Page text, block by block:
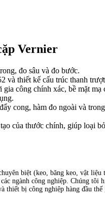
Vernier
đo sâu và đo bước.
và thiết kế cấu trúc thanh
công chính xác, bề mặt mạ
cong, hàm đo ngoài và
của thước chính, giúp loại
biệt (keo, băng keo, vật
ngành công nghiệp. Chúng tôi
thiết bị công nghiệp hàng đầu